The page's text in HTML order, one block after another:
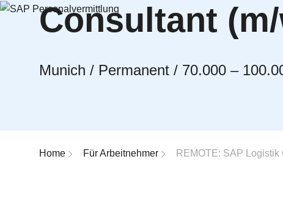
Consultant
Munich / Permanent / 70.000 –
Breadcrumb-Navigation
Home Für Arbeitnehmer REMOTE: SAP Logistik